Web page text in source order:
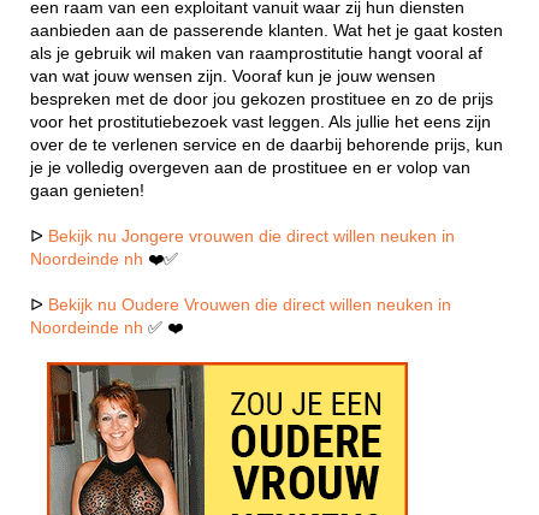
een raam van een exploitant vanuit waar zij hun diensten
aanbieden aan de passerende klanten. Wat het je gaat kosten
als je gebruik wil maken van raamprostitutie hangt vooral af
van wat jouw wensen zijn. Vooraf kun je jouw wensen
bespreken met de door jou gekozen prostituee en zo de prijs
voor het prostitutiebezoek vast leggen. Als jullie het eens zijn
over de te verlenen service en de daarbij behorende prijs, kun
je je volledig overgeven aan de prostituee en er volop van
gaan genieten!
ᐅ Bekijk nu Jongere vrouwen die direct willen neuken in
Noordeinde nh ❤️✅
ᐅ Bekijk nu Oudere Vrouwen die direct willen neuken in
Noordeinde nh ✅ ❤️